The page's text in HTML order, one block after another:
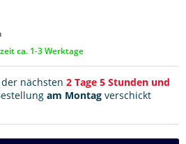
ca. 1-3 Werktage
nächsten 2 Tage 5 Stunden und
am Montag verschickt